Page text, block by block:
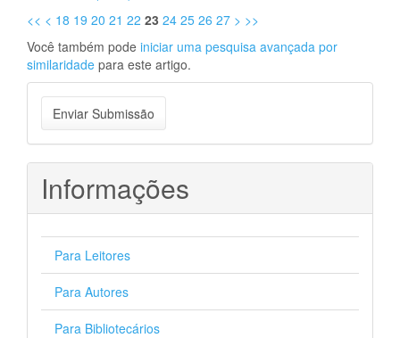
<< < 18 19 20 21 22 23 24 25 26 27 > >>
Você também pode iniciar uma pesquisa avançada por
similaridade para este artigo.
Enviar
Submissão
Enviar Submissão
Informações
Para Leitores
Para Autores
Para Bibliotecários